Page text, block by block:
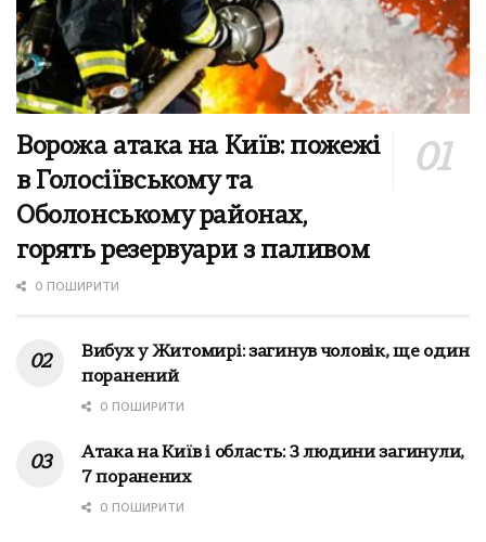
Ворожа атака на Київ: пожежі
в Голосіївському та
Оболонському районах,
горять резервуари з паливом
0 ПОШИРИТИ
Вибух у Житомирі: загинув чоловік, ще один
поранений
0 ПОШИРИТИ
Атака на Київ і область: 3 людини загинули,
7 поранених
0 ПОШИРИТИ